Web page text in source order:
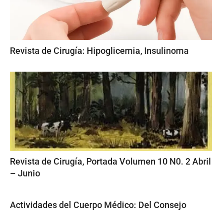
Revista de Cirugía: Hipoglicemia, Insulinoma
Revista de Cirugía, Portada Volumen 10 N0. 2 Abril
– Junio
Actividades del Cuerpo Médico: Del Consejo